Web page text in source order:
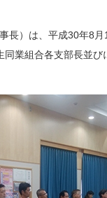
長）は、平成30年8
同業組合各支部長並